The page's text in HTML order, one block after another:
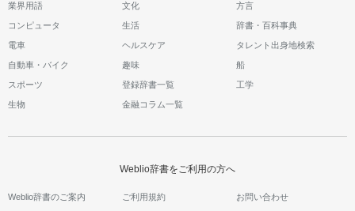
業界用語 文化 方言
コンピュータ 生活 辞書・百科事典
電車 ヘルスケア タレント出身地検索
自動車・バイク 趣味 船
スポーツ 登録辞書一覧 工学
生物 金融コラム一覧
Weblio辞書をご利用の方へ
Weblio辞書のご案内 ご利用規約 お問い合わせ